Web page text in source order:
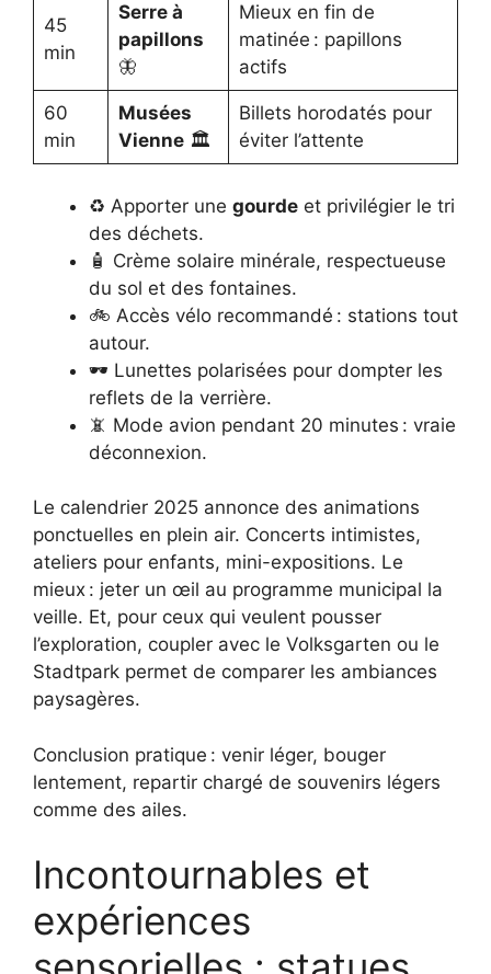
45
min
Serre à
papillons
🦋
Mieux en fin de
matinée : papillons
actifs
60
min
Musées
Vienne🏛️
Billets horodatés pour
éviter l’attente
♻️ Apporter une gourde et privilégier le tri
des déchets.
🧴 Crème solaire minérale, respectueuse
du sol et des fontaines.
🚲 Accès vélo recommandé : stations tout
autour.
🕶️ Lunettes polarisées pour dompter les
reflets de la verrière.
📵 Mode avion pendant 20 minutes : vraie
déconnexion.
Le calendrier 2025 annonce des animations
ponctuelles en plein air. Concerts intimistes,
ateliers pour enfants, mini-expositions. Le
mieux : jeter un œil au programme municipal la
veille. Et, pour ceux qui veulent pousser
l’exploration, coupler avec le Volksgarten ou le
Stadtpark permet de comparer les ambiances
paysagères.
Conclusion pratique : venir léger, bouger
lentement, repartir chargé de souvenirs légers
comme des ailes.
Incontournables et
expériences